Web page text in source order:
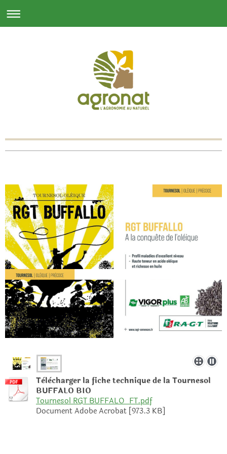
Tèlècharger la fiche technique de la Tournesol
BUFFALO BIO
Tournesol RGT BUFFALO_FT.pdf
Document Adobe Acrobat [973.3 KB]